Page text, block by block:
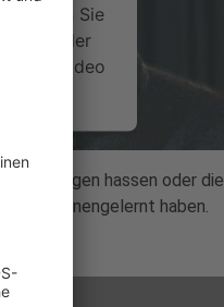
lesen Sie
Sie der
Video
Management
hassen oder die
kennengelernt haben.